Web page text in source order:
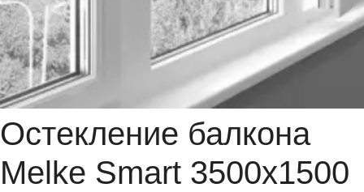
Остекление балкона
Melke Smart 3500х1500